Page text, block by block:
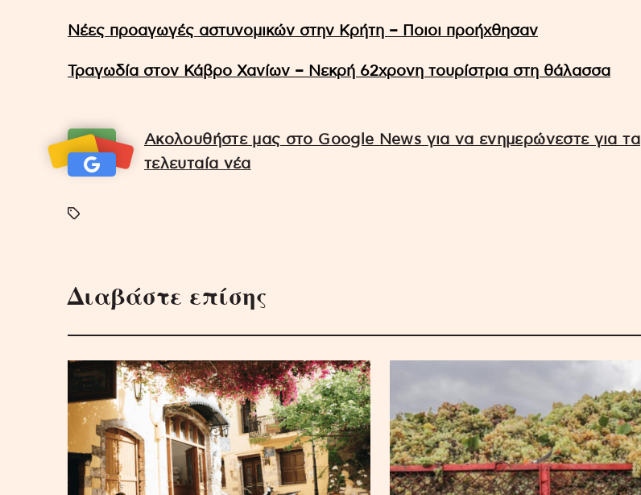
Νέες προαγωγές αστυνομικών στην Κρήτη – Ποιοι προήχθησαν
Τραγωδία στον Κάβρο Χανίων – Νεκρή 62χρονη τουρίστρια στη θάλασσα
Ακολουθήστε μας στο Google News για να ενημερώνεστε για τα
τελευταία νέα
Διαβάστε επίσης